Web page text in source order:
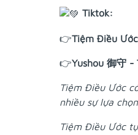
Tiktok:
👉Tiệm Điều Ước
👉Yushou 御守 -
Tiệm Điều Ước
nhiều sự lựa
Tiệm Điều Ước